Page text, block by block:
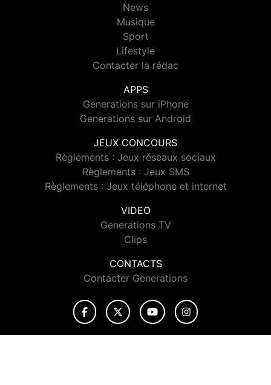
News
Musique
Sport
Lifestyle
Contacter la rédac
APPS
Generations sur iPhone
Generations sur Android
JEUX CONCOURS
Règlements : Jeux réseaux sociaux
Règlements : Jeux SMS
Règlements : Jeux téléphone et internet
VIDEO
Generations TV
Clips
CONTACTS
Contacter Generations